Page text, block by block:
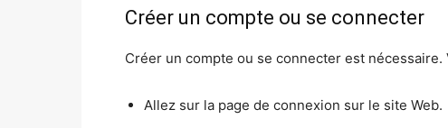
Créer un compte ou se connecter
Créer un compte ou se connecter est nécessaire.
Allez sur la page de connexion sur le site Web.